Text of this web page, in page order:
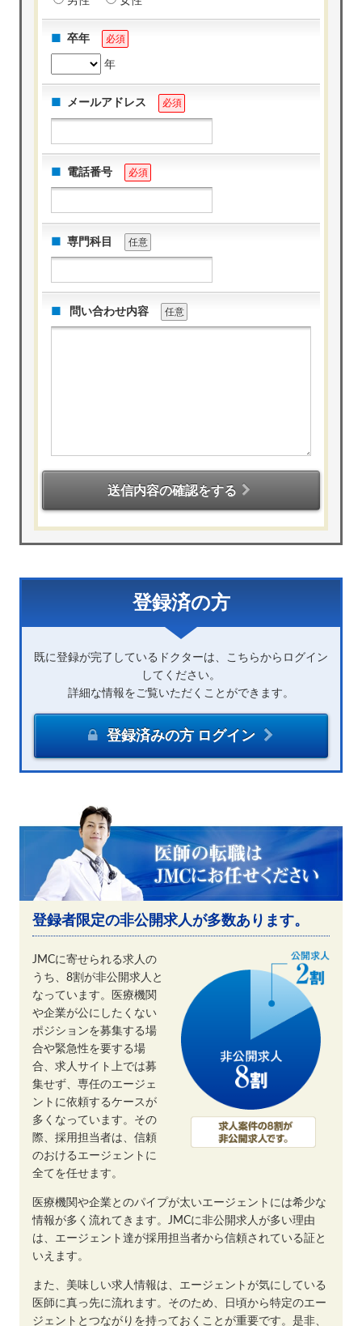
卒年 必須
年
メールアドレス 必須
電話番号 必須
専門科目 任意
問い合わせ内容 任意
送信内容の確認をする
登録済の方
既に登録が完了しているドクターは、こちらからログイン
してください。
詳細な情報をご覧いただくことができます。
登録済みの方 ログイン
登録者限定の非公開求人が多数あります。
JMCに寄せられる求人の
うち、8割が非公開求人と
なっています。医療機関
や企業が公にしたくない
ポジションを募集する場
合や緊急性を要する場
合、求人サイト上では募
集せず、専任のエージェ
ントに依頼するケースが
多くなっています。その
際、採用担当者は、信頼
のおけるエージェントに
全てを任せます。
医療機関や企業とのパイプが太いエージェントには希少な
情報が多く流れてきます。JMCに非公開求人が多い理由
は、エージェント達が採用担当者から信頼されている証と
いえます。
また、美味しい求人情報は、エージェントが気にしている
医師に真っ先に流れます。そのため、日頃から特定のエー
ジェントとつながりを持っておくことが重要です。是非、